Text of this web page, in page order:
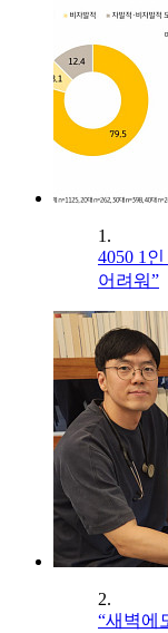
1.
4050 1
어려워”
2.
“새벽에